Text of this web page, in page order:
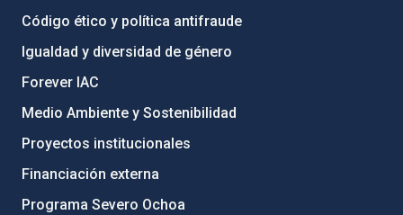
Código ético y política antifraude
Igualdad y diversidad de género
Forever IAC
Medio Ambiente y Sostenibilidad
Proyectos institucionales
Financiación externa
Programa Severo Ochoa